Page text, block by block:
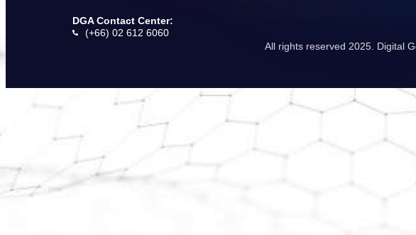
DGA Contact Center:
(+66) 02 612 6060
All rights reserved 2025. Digital